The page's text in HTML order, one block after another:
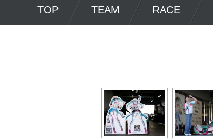
TOP TEAM RACE